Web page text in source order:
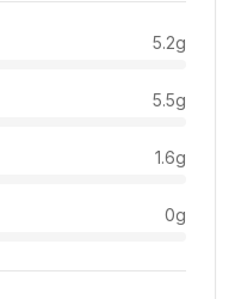
5.2g
5.5g
1.6g
0g